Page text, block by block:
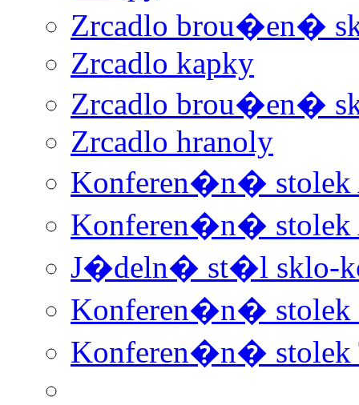
Zrcadlo brou�en�
Zrcadlo kapky
Zrcadlo brou�en�
Zrcadlo hranoly
Konferen�n� stolek
Konferen�n� stolek
J�deln� st�l sklo-
Konferen�n� stolek
Konferen�n� stolek